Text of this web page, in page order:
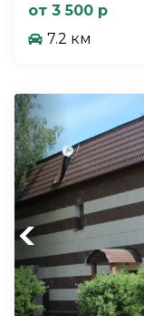
от 3 500 р
7.2 км
Previous